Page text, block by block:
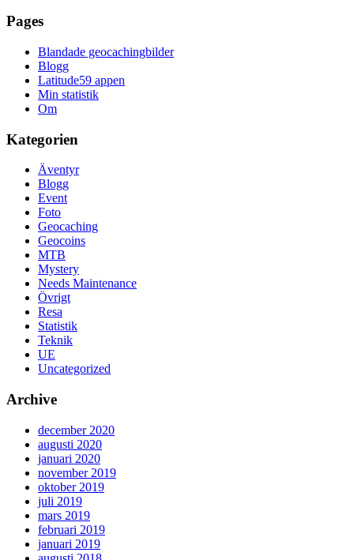
Pages
Blandade geocachingbilder
Blogg
Latitude59 appen
Min statistik
Om
Kategorien
Äventyr
Blogg
Event
Foto
Geocaching
Geocoins
MTB
Mystery
Needs Maintenance
Övrigt
Resa
Statistik
Teknik
UE
Uncategorized
Archive
december 2020
augusti 2020
januari 2020
november 2019
oktober 2019
juli 2019
mars 2019
februari 2019
januari 2019